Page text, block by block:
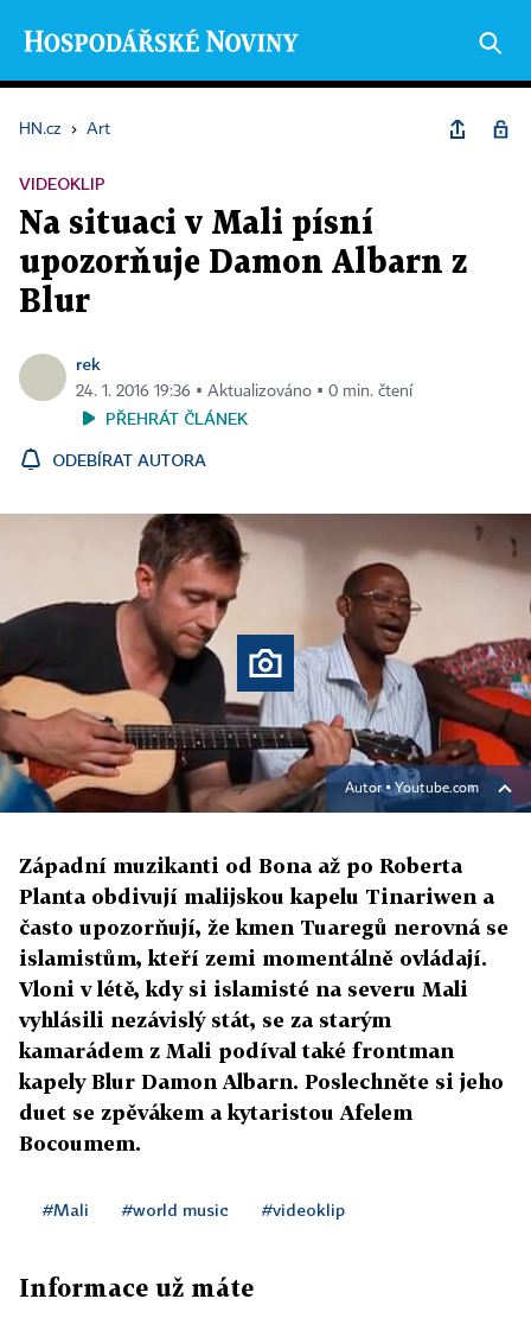
HN.cz › Art
VIDEOKLIP
Na situaci v Mali písní
upozorňuje Damon Albarn z
Blur
rek
24. 1. 2016 19:36 ▪ Aktualizováno ▪ 0 min. čtení
PŘEHRÁT ČLÁNEK
ODEBÍRAT AUTORA
Autor ▪Youtube.com
Západní muzikanti od Bona až po Roberta
Planta obdivují malijskou kapelu Tinariwen a
často upozorňují, že kmen Tuaregů nerovná se
islamistům, kteří zemi momentálně ovládají.
Vloni v létě, kdy si islamisté na severu Mali
vyhlásili nezávislý stát, se za starým
kamarádem z Mali podíval také frontman
kapely Blur Damon Albarn. Poslechněte si jeho
duet se zpěvákem a kytaristou Afelem
Bocoumem.
#Mali #world music #videoklip
Informace už máte